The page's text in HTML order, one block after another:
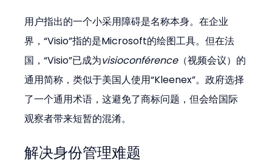
用户指出的一个小采用障碍是名称本身。在企业
界，“Visio”指的是Microsoft的绘图工具。但在法
国，“Visio”已成为visioconférence（视频会议）的
通用简称，类似于美国人使用“Kleenex”。政府选择
了一个通用术语，这避免了商标问题，但会给国际
观察者带来短暂的混淆。
解决身份管理难题